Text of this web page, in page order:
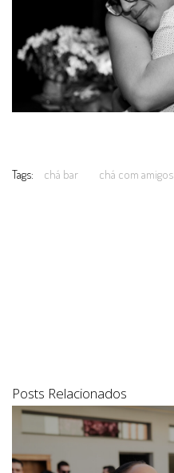
Tags: chá bar chá com amigos
Posts Relacionados